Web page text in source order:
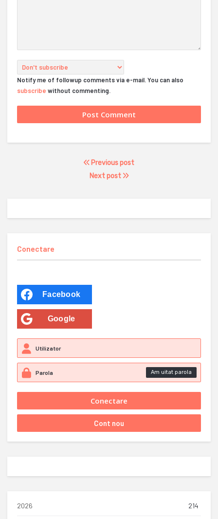
Notify me of followup comments via e-mail. You can also
subscribe without commenting.
Previous post
Next post
Conectare
Facebook
Google
Am uitat parola
2026 214